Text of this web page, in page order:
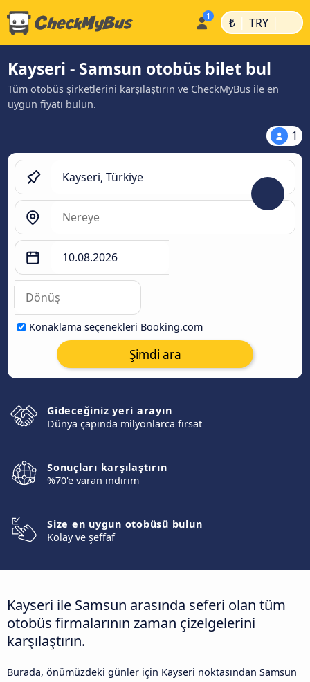
₺ | TRY |
Kayseri - Samsun otobüs bilet bul
Tüm otobüs şirketlerini karşılaştırın ve CheckMyBus ile en
uygun fiyatı bulun.
1
Konaklama seçenekleri Booking.com
Şimdi ara
Gideceğiniz yeri arayın
Dünya çapında milyonlarca fırsat
Sonuçları karşılaştırın
%70'e varan indirim
Size en uygun otobüsü bulun
Kolay ve şeffaf
Kayseri ile Samsun arasında seferi olan tüm
otobüs firmalarının zaman çizelgelerini
karşılaştırın.
Burada, önümüzdeki günler için Kayseri noktasından Samsun